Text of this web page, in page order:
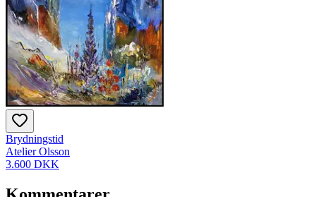
Brydningstid
Atelier Olsson
3.600 DKK